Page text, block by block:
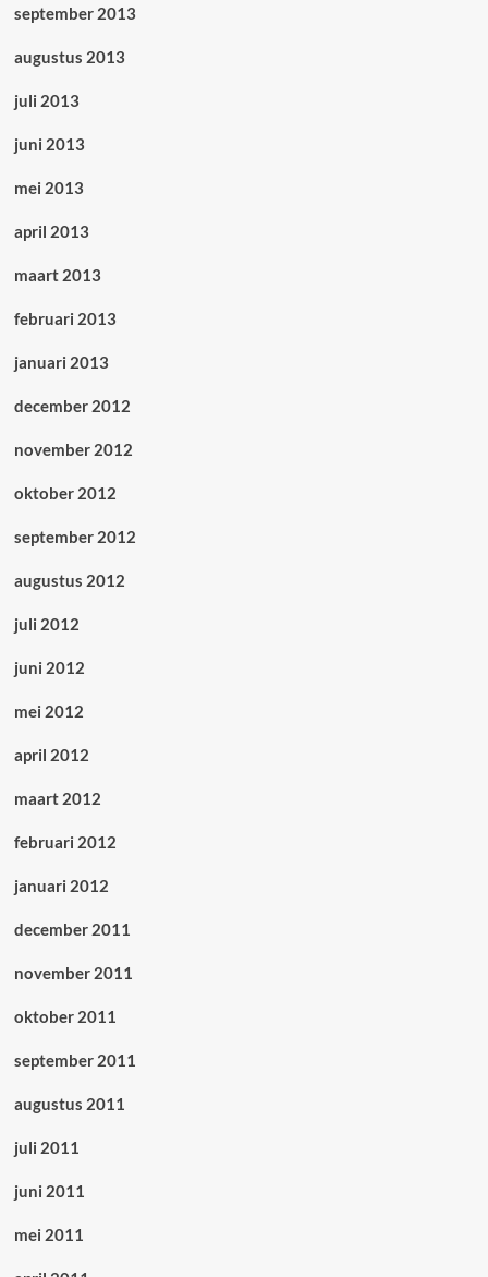
september 2013
augustus 2013
juli 2013
juni 2013
mei 2013
april 2013
maart 2013
februari 2013
januari 2013
december 2012
november 2012
oktober 2012
september 2012
augustus 2012
juli 2012
juni 2012
mei 2012
april 2012
maart 2012
februari 2012
januari 2012
december 2011
november 2011
oktober 2011
september 2011
augustus 2011
juli 2011
juni 2011
mei 2011